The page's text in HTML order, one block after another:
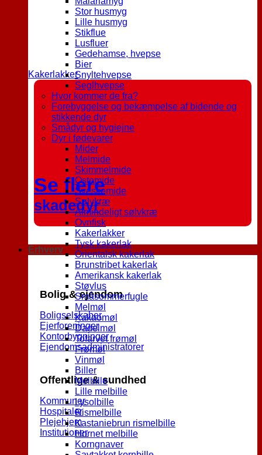
Kakerlakker
Se flere
skadedyr
Erhverv
Bolig & ejendom
Boligselskaber
Ejerforeninger
Kontorbygninger
Ejendomsadministratorer
Offentlige & sundhed
Kommuner
Hospitaler
Plejehjem
Institutioner
Stor husmyg
Lille husmyg
Stikflue
Lusfluer
Gedehamse, hvepse
Bier
Snyltehvepse
Seglhvepse
Hvor kommer de fra?
Forebyggelse og bekæmpelse af bidende og
stikkende dyr
Smådyr og hygiejne
Dyr i fødevarer
Mider
Melmide
Skimmelmide
Ostemide
Sveskemide
Sølvkræ
Almindeligt sølvkræ
Ovnfisk
Kakerlakker
Tysk kakerlak
Orientalsk kakerlak
Brunstribet kakerlak
Amerikansk kakerlak
Støvlus
Småsommerfugle
Melmøl
Kakaomøl
Dadelmøl
Tofarvet frømøl
Frømøl
Vinmøl
Biller
Melbille
Lille melbille
Lysolbille
Rismelbille
Kastaniebrun rismelbille
Hornet melbille
Korngnaver